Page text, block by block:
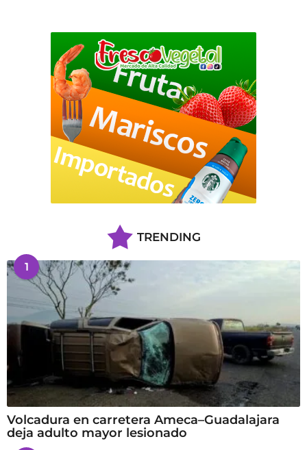
TRENDING
1
Volcadura en carretera Ameca–Guadalajara
deja adulto mayor lesionado